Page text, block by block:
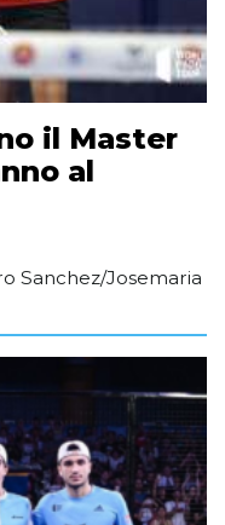
il Master
al
Sanchez/Josemaria